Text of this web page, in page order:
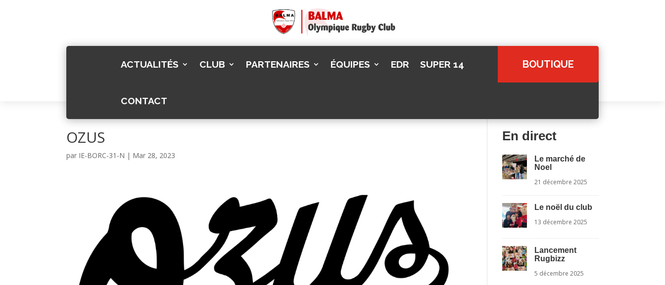
ACTUALITÉS CLUB PARTENAIRES ÉQUIPES EDR SUPER 14
CONTACT
BOUTIQUE
OZUS
par IE-BORC-31-N | Mar 28, 2023
En direct
Le marché de
Noel
21 décembre 2025
Le noël du club
13 décembre 2025
Lancement
Rugbizz
5 décembre 2025